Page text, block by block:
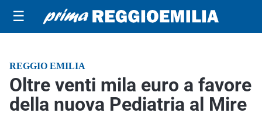
☰
REGGIO EMILIA
Oltre venti mila euro a favore
della nuova Pediatria al Mire